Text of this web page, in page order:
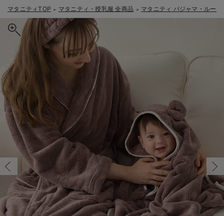
戻る
マタニティウェア全て
マタニティ ワンピース
マタニティ パンツ
マタニティ スカート
マタニティ トップス
マタニティ アウター（コート）・ママコート
戻る
マタニティ 下着・インナー全て
マタニティ ショーツ
妊婦帯・腹帯・産前ガードル
マタニティ 授乳 キャミソール
産褥ショーツ
骨盤・マタニティベルト （妊娠中・産後）
産後 ガードル インナー
戻る
授乳服全て
授乳ワンピース
授乳トップス
戻る
マタニティ フォーマル全て
マタニティ スーツ
マタニティ オフィス 通勤服
マタニティ ドレス（結婚式・お呼ばれ）
マタニティ フォーマル パンツ・ボトムス
戻る
授乳用品全て
妊婦用 抱き枕・授乳クッション
授乳 ケープ
戻る
マタニティレッグウェア全て
マタニティストッキング・タイツ
マタニティレギンス
戻る
マタニティ ボディケア全て
妊娠線クリーム
戻る
アウトレット全て
【アウトレット】ワンピース
【アウトレット】トップス・授乳トップス
【アウトレット】ボトムス
【アウトレット】パジャマ
【アウトレット】インナー
【アウトレット】ベビー
戻る
特集全て
抗菌防臭加工
透け防止
見えてもカワイイ
コットン素材
冷房対策
接触冷感素材
Tシャツブラ
戻る
再入荷全て
再入荷｜インナー
再入荷｜アウター
送料無料アイテム全て
ワンピース
トップス
パンツ
スカート
パジャマ
インナー
雑貨
ブラキャミ おまとめ
MAX55%OFF ブラックフ
【37周年祭セール】
【37周年祭セール】
【37周年祭セール】
気温差別オススメア
【15℃】3月下旬～
【〜10℃】3月中旬
動きやすく着回しで
涼しくて可愛い「ワ
強撚スムース(コス
マタニティウェア
【おまとめ割】パジ
こだわりの履き心地
カジュアル
デニム
レギンス
オフィス
ジャケット派
きれいめトップス派
きれいめスカート派
きれいめ美脚パンツ派
ツィード派
王道シンプル派
セットアップ派
出産準備応援割全て
マタニティパジャマ
マタニティインナー
ベビー
【オフィスカジュア
【オフィスカジュア
レギンスタイプ
パンツタイプ
【フォーマル】ワン
【フォーマル】ボト
【フォーマル】トッ
【ベビー】長袖
【ベビー】半袖
【ベビー】グッズ
ハンカチ
2WAYオール
コンビ肌着
短肌着
セット
快適ウェア10%OFF
快適ウェア10%OFF
春のマタニティワン
セットアップ・ レイ
Aライン ・フレアワ
Iライン ・タイトシル
ジャンパースカート/
ワーク・オフィス
カジュアル
フォーマル / オケー
Gift Selection 出産
〜3,000円（税込）
〜5,000円（税込）
〜10,000円（税込）
10,001円（税込）〜
女の子におススメの
男の子におススメの
定番ギフト
冬の冷え対策インナ
薄くてあったか
綿混素材
腹巻・ひざ上パンツ
保温&リカバリー
レギンス・タイツ
カップ付きインナー
あったか度◎
入院準備の持ち物チ
入院してすぐ使うグ
赤ちゃんへ使うもの
産後に使うグッズ
冬のあったか特集全て
【冬のあったか特集
【冬のあったか特集
【冬のあったか特集
【冬のあったか特集
マタニティTOP ＞ マタニティ・授乳服 全商品 ＞ マタニティ パジャマ・ルーム
カートに入れる
【親子コーデ】バスタイム3点セット 出産祝い マタニティ・産後
ブラウン
フリー/在庫あり
フリー/在庫あり
￥5,215
カートに入れる
フリー/在庫あり
フリー/在庫あり